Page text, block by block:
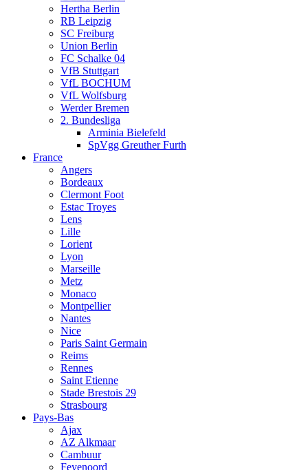
Hertha Berlin
RB Leipzig
SC Freiburg
Union Berlin
FC Schalke 04
VfB Stuttgart
VfL BOCHUM
VfL Wolfsburg
Werder Bremen
2. Bundesliga
Arminia Bielefeld
SpVgg Greuther Furth
France
Angers
Bordeaux
Clermont Foot
Estac Troyes
Lens
Lille
Lorient
Lyon
Marseille
Metz
Monaco
Montpellier
Nantes
Nice
Paris Saint Germain
Reims
Rennes
Saint Etienne
Stade Brestois 29
Strasbourg
Pays-Bas
Ajax
AZ Alkmaar
Cambuur
Feyenoord